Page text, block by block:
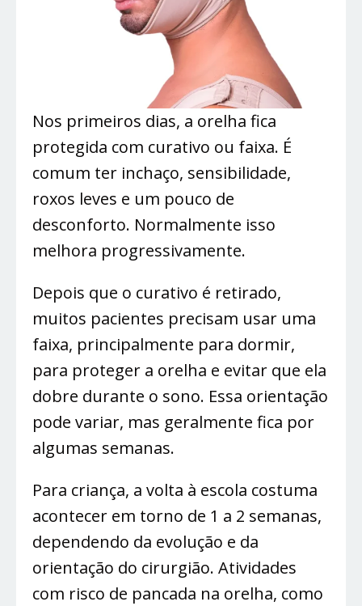
Nos primeiros dias, a orelha fica
protegida com curativo ou faixa. É
comum ter inchaço, sensibilidade,
roxos leves e um pouco de
desconforto. Normalmente isso
melhora progressivamente.
Depois que o curativo é retirado,
muitos pacientes precisam usar uma
faixa, principalmente para dormir,
para proteger a orelha e evitar que ela
dobre durante o sono. Essa orientação
pode variar, mas geralmente fica por
algumas semanas.
Para criança, a volta à escola costuma
acontecer em torno de 1 a 2 semanas,
dependendo da evolução e da
orientação do cirurgião. Atividades
com risco de pancada na orelha, como